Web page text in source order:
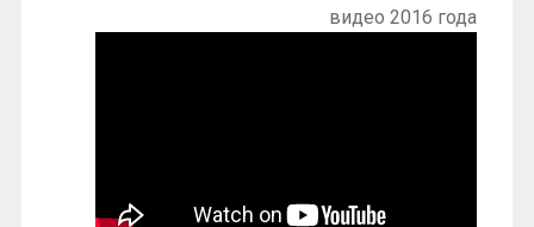
видео 2016 года